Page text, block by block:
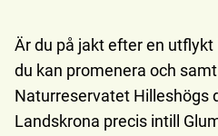
Är du på jakt efter en
du kan promenera och
Naturreservatet Hilleshögs
Landskrona precis intill